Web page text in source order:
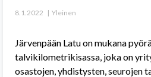
8.1.2022 Yleinen
Järvenpään Latu on mukana
talvikilometrikisassa, joka on
osastojen, yhdistysten, seurojen